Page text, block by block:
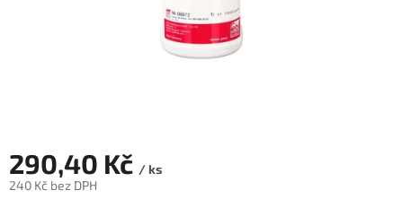
290,40 Kč / ks
240 Kč bez DPH